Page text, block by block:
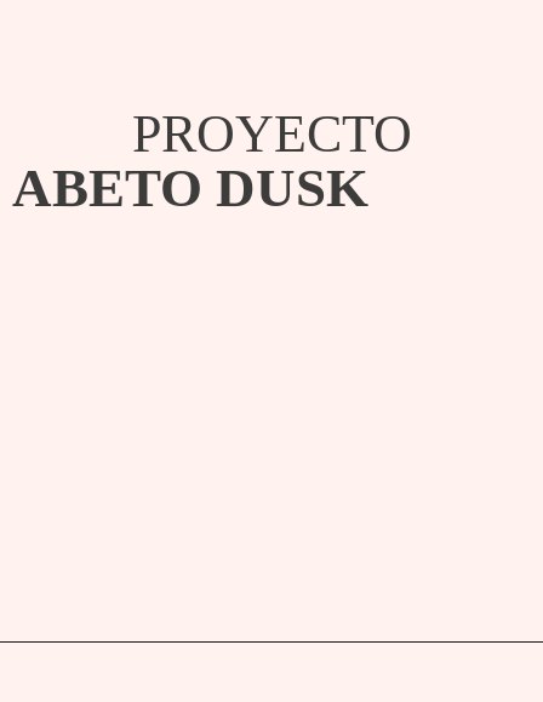
PROYECTO
ABETO DUSK